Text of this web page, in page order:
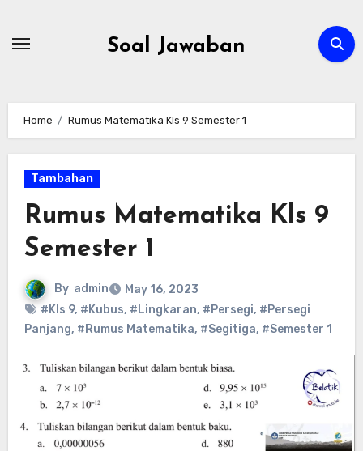
Soal Jawaban
Home Rumus Matematika Kls 9 Semester 1
Tambahan
Rumus Matematika Kls 9
Semester 1
By admin
May 16, 2023
#Kls 9, #Kubus, #Lingkaran, #Persegi, #Persegi
Panjang, #Rumus Matematika, #Segitiga, #Semester 1